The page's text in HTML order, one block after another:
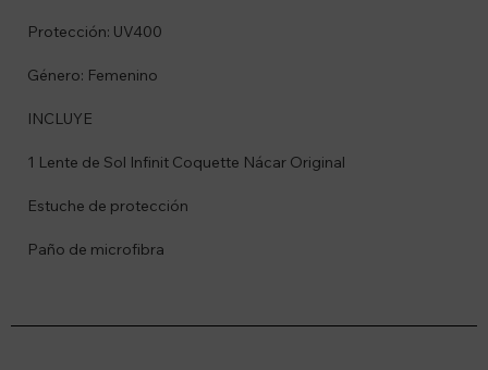
Protección: UV400
Género: Femenino
INCLUYE
1 Lente de Sol Infinit Coquette Nácar Original
Estuche de protección
Paño de microfibra